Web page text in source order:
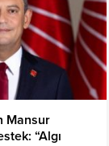
Mansur
“Algı